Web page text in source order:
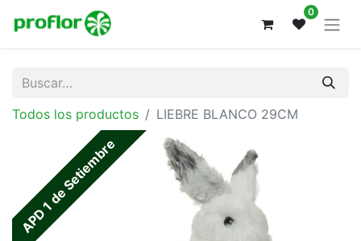
0
Todos los productos LIEBRE BLANCO 29CM
APD 1 de Setiembre